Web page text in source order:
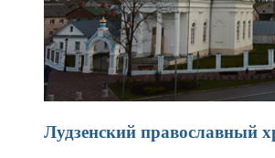
Лудзенский православный